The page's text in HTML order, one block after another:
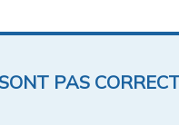
PAS